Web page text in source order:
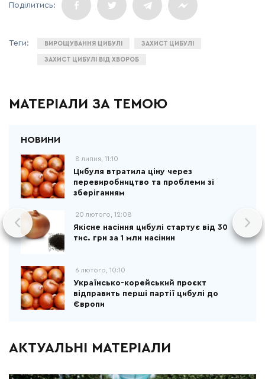
ВИРОЩУВАННЯ ЦИБУЛІ ЗАХИСТ ЦИБУЛІ
ЗАХИСТ ЦИБУЛІ ВІД ХВОРОБ
МАТЕРІАЛИ ЗА ТЕМОЮ
8 липня, 11:10
Цибуля втратила ціну через
перевиробництво та проблеми зі
зберіганням
20 лютого, 12:08
Якісне насіння цибулі стартує від 30
тис. грн за 1 млн насінин
6 лютого, 10:10
Українсько-корейський проєкт
відправить перші партії цибулі до
Європи
АКТУАЛЬНІ МАТЕРІАЛИ